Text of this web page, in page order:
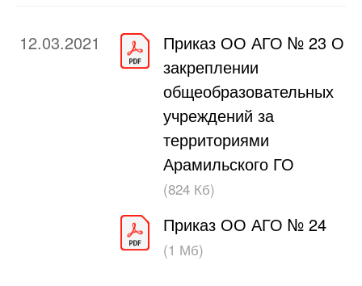
12.03.2021
Приказ ОО АГО № 23 О
закреплении
общеобразовательных
учреждений за
территориями
Арамильского ГО
(824 Кб)
Приказ ОО АГО № 24
(1 Мб)